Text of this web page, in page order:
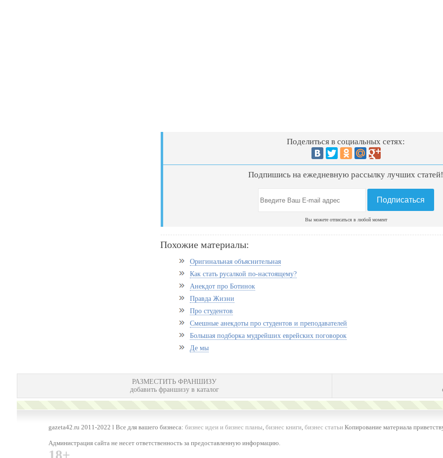
Поделиться в социальных сетях:
Подпишись на ежедневную рассылку лучших
Вы можете отписаться в любой момент
Похожие материалы:
Оригинальная объяснительная
Как стать русалкой по-настоящему?
Анекдот про Ботинок
Правда Жизни
Про студентов
Смешные анекдоты про студентов и преподавателей
Большая подборка мудрейших еврейских поговорок
Де мы
РАЗМЕСТИТЬ ФРАНШИЗУ
добавить франшизу в каталог
gazeta42.ru 2011-2022 l Все для вашего бизнеса: бизнес идеи и бизнес планы, бизнес книги, бизнес статьиКопирование материала
Администрация сайта не несет ответственность за предоставленную информацию.
18+